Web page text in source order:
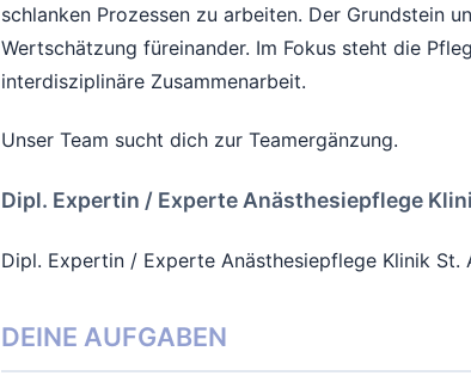
schlanken Prozessen zu arbeiten. Der Grundstein
Wertschätzung füreinander. Im Fokus steht die
interdisziplinäre Zusammenarbeit.
Unser Team sucht dich zur Teamergänzung.
Dipl. Expertin / Experte Anästhesiepflege
Dipl. Expertin / Experte Anästhesiepflege Klinik St.
DEINE AUFGABEN